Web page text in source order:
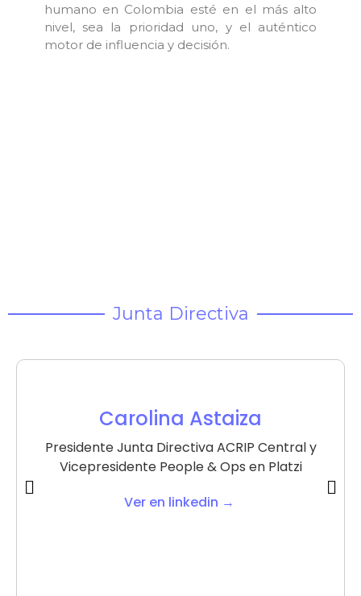
humano en Colombia esté en el más alto
nivel, sea la prioridad uno, y el auténtico
motor de influencia y decisión.
Junta Directiva
Carolina Astaiza​
Presidente Junta Directiva ACRIP Central y
Vicepresidente People & Ops en Platzi
Ver en linkedin →